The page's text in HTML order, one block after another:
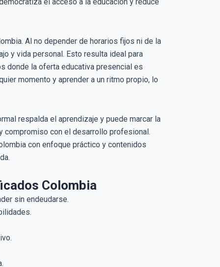
Al no depender de horarios fijos ni de la
y vida personal. Esto resulta ideal para
donde la oferta educativa presencial es
momento y aprender a un ritmo propio, lo
respalda el aprendizaje y puede marcar la
compromiso con el desarrollo profesional.
con enfoque práctico y contenidos
Colombia
sin endeudarse.